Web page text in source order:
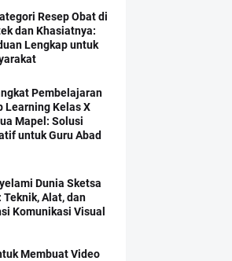
Resep Obat di
dan Khasiatnya:
Lengkap untuk
Pembelajaran
Learning Kelas X
Mapel: Solusi
untuk Guru Abad
Dunia Sketsa
Teknik, Alat, dan
Komunikasi Visual
Membuat Video